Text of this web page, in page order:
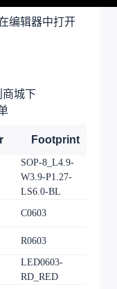
编辑器中打开
商城下
Footprint
SOP-8_L4.9-
W3.9-P1.27-
LS6.0-BL
C0603
R0603
LED0603-
RD_RED